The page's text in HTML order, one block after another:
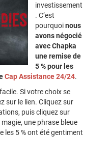
investissement
. C’est
pourquoinous
avons négocié
avec Chapka
une remise de
5 % pour les
Cap Assistance 24/24.
Si votre choix se
sur le lien. Cliquez sur
puis cliquez sur
une phrase bleue
les 5 % ont été gentiment